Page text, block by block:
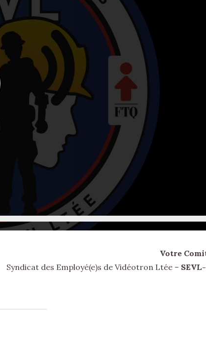
Votre
Syndicat des Employé(e)s de Vidéotron Ltée –